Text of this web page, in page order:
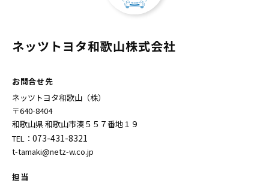
ネッツトヨタ和歌山株式会社
お問合せ先
ネッツトヨタ和歌山（株）
〒640-8404
和歌山県 和歌山市湊５５７番地１９
TEL： 073-431-8321
t-tamaki@netz-w.co.jp
担当